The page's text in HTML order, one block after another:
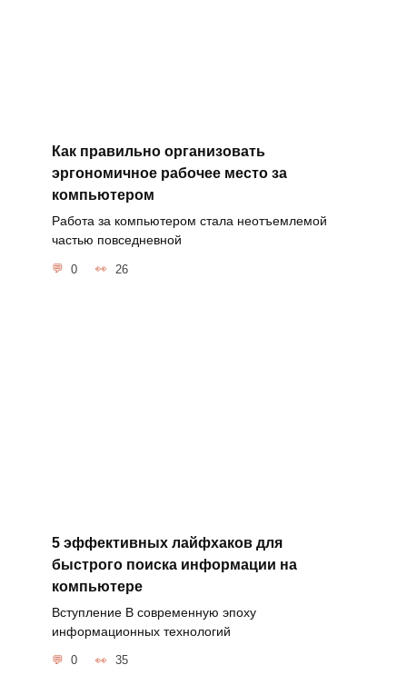
Как правильно организовать
эргономичное рабочее место за
компьютером
Работа за компьютером стала неотъемлемой
частью повседневной
0 26
5 эффективных лайфхаков для
быстрого поиска информации на
компьютере
Вступление В современную эпоху
информационных технологий
0 35